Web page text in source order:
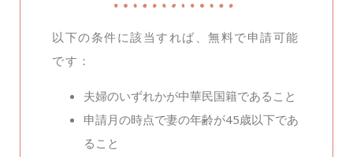
以下の条件に該当すれば、無料で申請可能
です：
夫婦のいずれかが中華民国籍であること
申請月の時点で妻の年齢が45歳以下であ
ること